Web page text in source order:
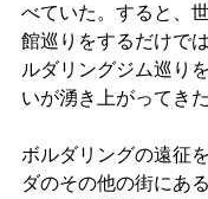
べていた。すると、
館巡りをするだけで
ルダリングジム巡り
いが湧き上がってきた
ボルダリングの遠征
ダのその他の街にあ